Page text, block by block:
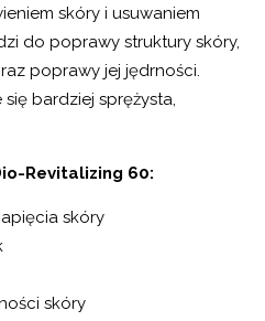
skóry i usuwaniem
do poprawy struktury skóry,
poprawy jej jędrności.
bardziej sprężysta,
Revitalizing 60:
skóry
skóry